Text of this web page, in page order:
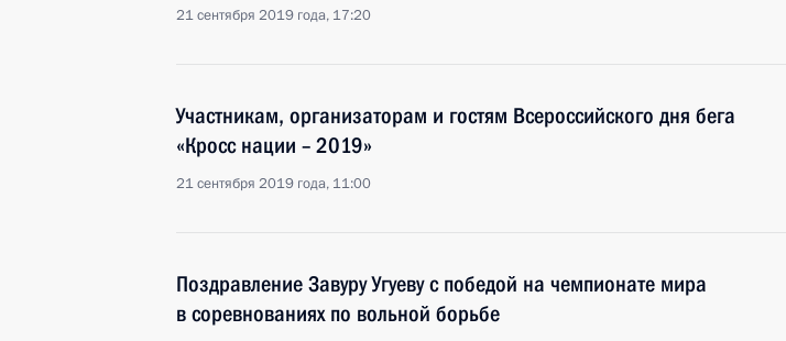
21 сентября 2019 года, 17:20
Участникам, организаторам и гостям Всероссийского дня бега
«Кросс нации – 2019»
21 сентября 2019 года, 11:00
Поздравление Завуру Угуеву с победой на чемпионате мира
в соревнованиях по вольной борьбе